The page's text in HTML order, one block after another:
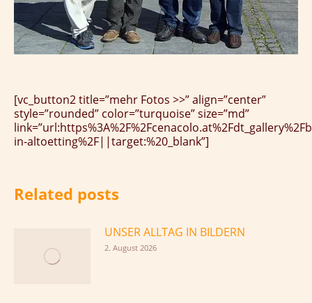
[vc_button2 title=”mehr Fotos >>” align=”center”
style=”rounded” color=”turquoise” size=”md”
in-altoetting%2F||target:%20_blank”]
Related posts
UNSER ALLTAG IN BILDERN
2. August 2026